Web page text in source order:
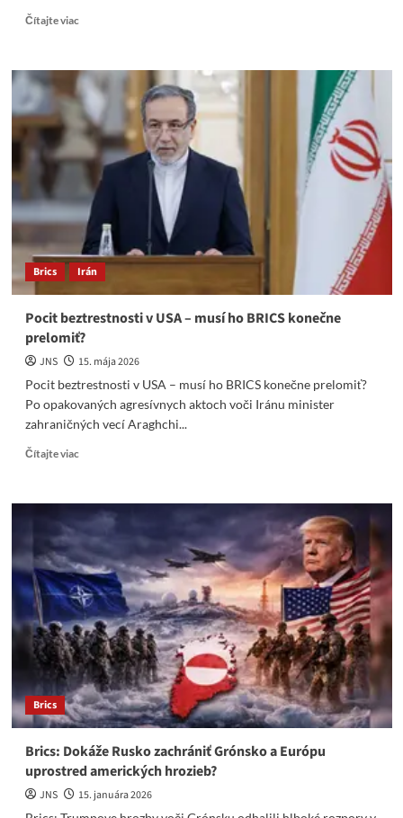
Čítajte viacRead
Ďalšia
kapitola
BRICS
sa
začala.
Bezpečnosť
mimo
bojiska
Brics Irán
Pocit beztrestnosti v USA – musí ho BRICS konečne
prelomiť?
JNS
15. mája 2026
Pocit beztrestnosti v USA – musí ho BRICS konečne prelomiť?
Po opakovaných agresívnych aktoch voči Iránu minister
zahraničných vecí Araghchi...
Čítajte viacRead
Pocit
beztrestnosti
v
USA
–
musí
ho
BRICS
konečne
prelomiť?
Brics
Brics: Dokáže Rusko zachrániť Grónsko a Európu
uprostred amerických hrozieb?
JNS
15. januára 2026